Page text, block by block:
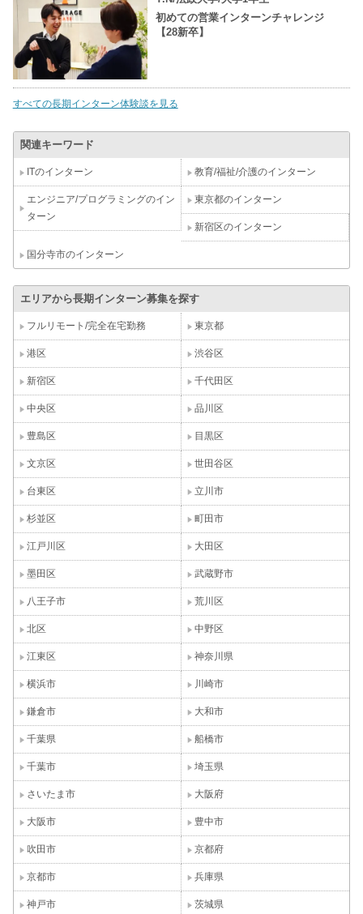
初めての営業インターンチャレンジ
【28新卒】
すべての長期インターン体験談を見る
関連キーワード
ITのインターン 教育/福祉/介護のインターン
エンジニア/プログラミングのイン
ターン
東京都のインターン
新宿区のインターン
国分寺市のインターン
エリアから長期インターン募集を探す
フルリモート/完全在宅勤務 東京都
港区 渋谷区
新宿区 千代田区
中央区 品川区
豊島区 目黒区
文京区 世田谷区
台東区 立川市
杉並区 町田市
江戸川区 大田区
墨田区 武蔵野市
八王子市 荒川区
北区 中野区
江東区 神奈川県
横浜市 川崎市
鎌倉市 大和市
千葉県 船橋市
千葉市 埼玉県
さいたま市 大阪府
大阪市 豊中市
吹田市 京都府
京都市 兵庫県
神戸市 茨城県